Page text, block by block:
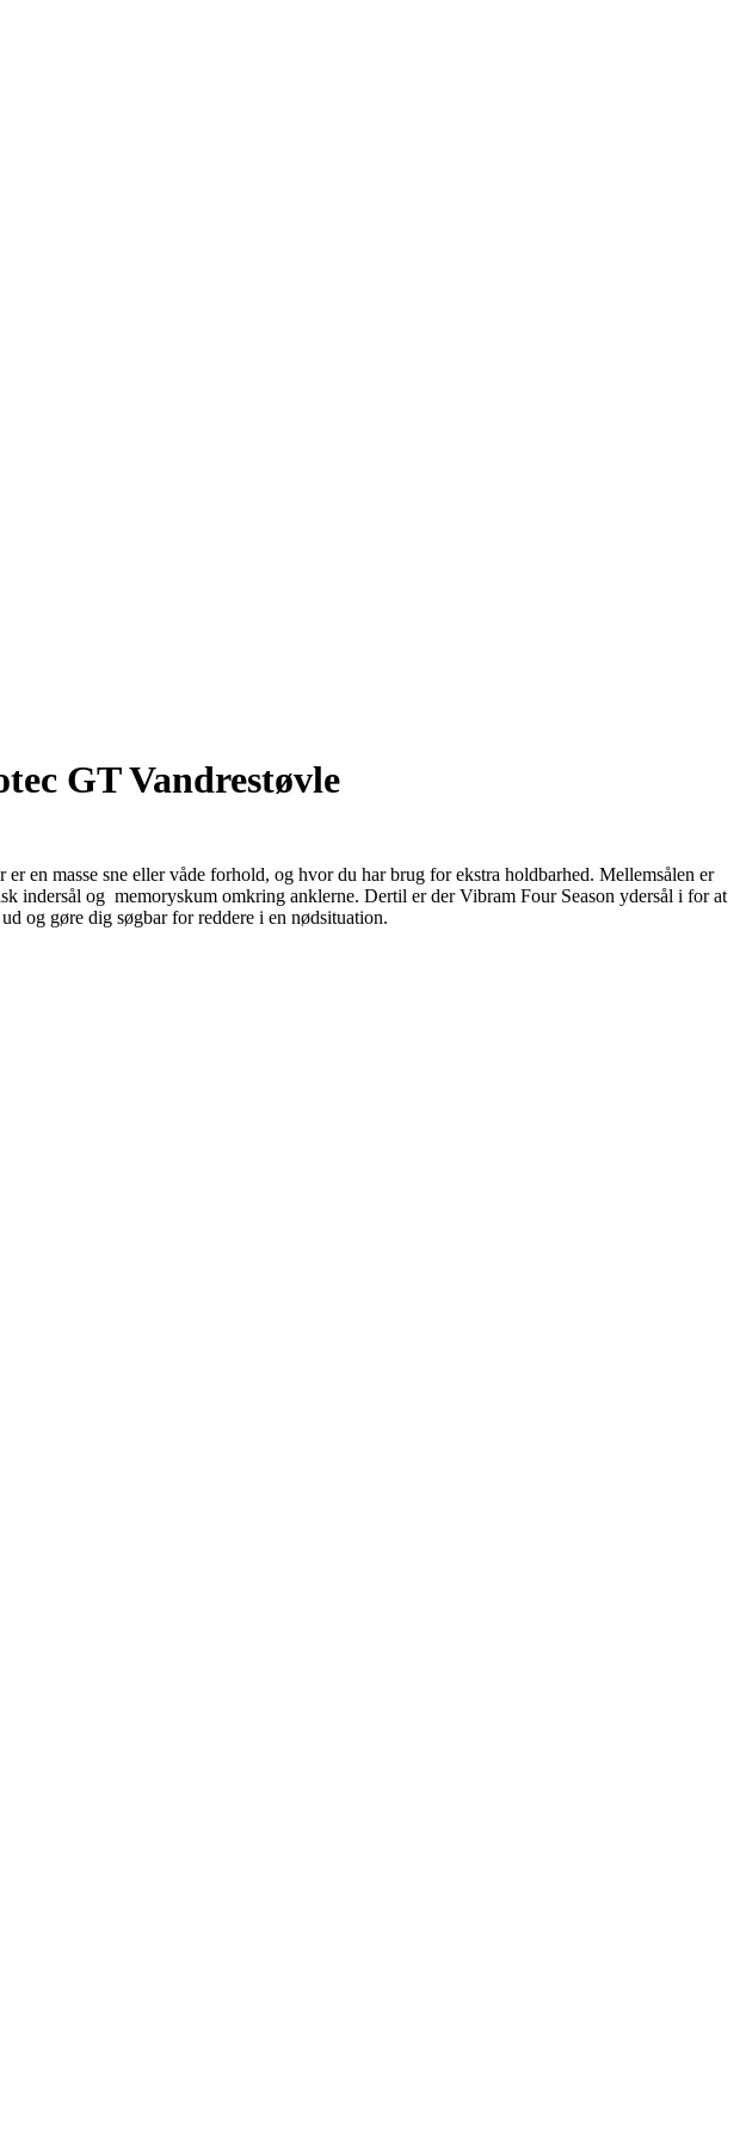
GT Vandrestøvle
en masse sne eller våde forhold, og hvor du har brug for ekstra holdbarhed. Mellemsålen er
indersål og memoryskum omkring anklerne. Dertil er der Vibram Four Season ydersål i for at
og gøre dig søgbar for reddere i en nødsituation.